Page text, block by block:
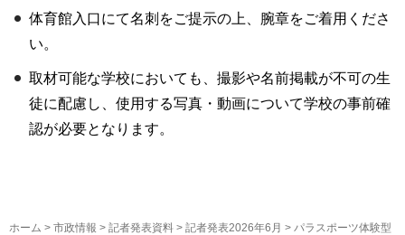
体育館入口にて名刺をご提示の上、腕章をご着用くださ
い。
取材可能な学校においても、撮影や名前掲載が不可の生
徒に配慮し、使用する写真・動画について学校の事前確
認が必要となります。
ホーム > 市政情報 > 記者発表資料 > 記者発表2026年6月 > パラスポーツ体験型